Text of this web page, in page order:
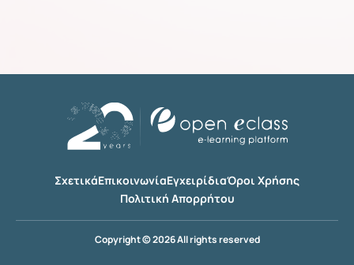
ΣχετικάΕπικοινωνίαΕγχειρίδιαΌροι Χρήσης
Πολιτική Απορρήτου
Copyright © 2026 All rights reserved